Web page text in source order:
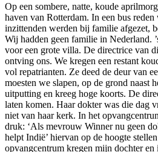
Op een sombere, natte, koude
haven van Rotterdam. In een bus
inzittenden werden bij familie afgezet,
Wij hadden geen familie in Nederland.
voor een grote villa. De directrice van
ontving ons. We kregen een restant
vol repatrianten. Ze deed de deur van
moesten we slapen, op de grond naast
uitputting en kreeg hoge koorts. De
laten komen. Haar dokter was die dag
niet van haar kerk. In het
druk: ‘Als mevrouw Winner nu geen
helpt Indië’ hiervan op de hoogte
opvangcentrum kregen mijn dochter en